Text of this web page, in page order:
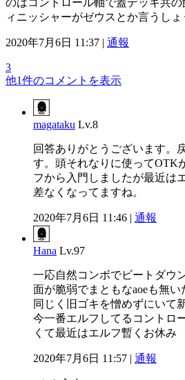
ィニッシャーがゼウスとか言うし
2020年7月6日 11:37 | 通報
3
他1件のコメントを表示
magataku Lv.8
回答ありがとうございます。
す。頭それなりに使ってOTK
フから入門しましたが最近は
差なくなってますね。
2020年7月6日 11:46 | 通報
Hana Lv.97
一応自然コンボでビートダウ
面が脆弱でまともなaoeも無
同じく旧ゴキを憎めずにいて
今一番エルフしてるコントロ
くて最近はエルフ暫くお休み
2020年7月6日 11:57 | 通報